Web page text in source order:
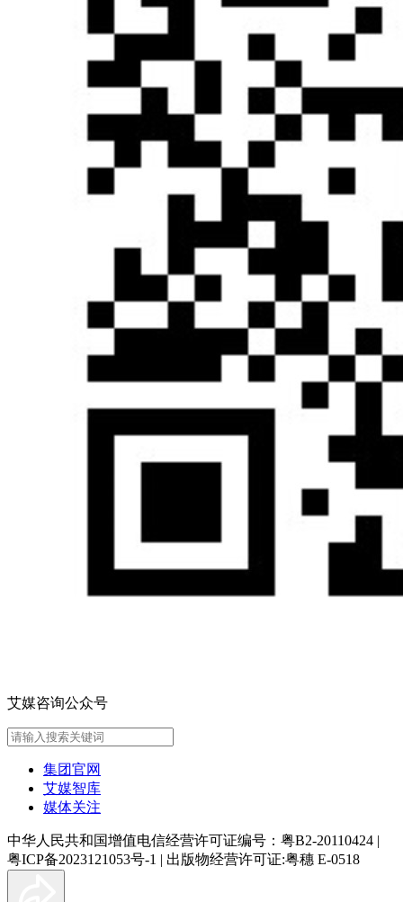
艾媒咨询公众号
集团官网
艾媒智库
媒体关注
中华人民共和国增值电信经营许可证编号：粤B2-20110424 |
粤ICP备2023121053号-1 | 出版物经营许可证:粤穗 E-0518